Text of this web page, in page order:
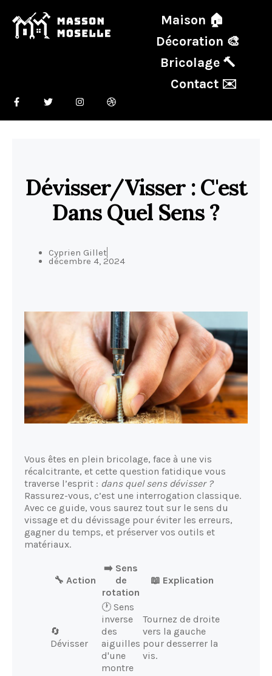
Maison 🏠
Décoration 🎨
Bricolage 🔨
Contact ✉️
Dévisser/Visser : C'est
Dans Quel Sens ?
Cyprien Gillet
décembre 4, 2024
Vous êtes en plein bricolage, face à une vis
récalcitrante, et cette question fatidique vous
traverse l’esprit : dans quel sens dévisser ?
Rassurez-vous, c’est une interrogation classique.
Avec ce guide, vous saurez tout sur le sens du
vissage et du dévissage pour éviter les erreurs,
gagner du temps, et préserver vos outils et
matériaux.
🔧 Action
➡️ Sens
de
rotation
📖 Explication
🔄
Dévisser
🕐 Sens
inverse
des
aiguilles
d'une
montre
Tournez de droite
vers la gauche
pour desserrer la
vis.